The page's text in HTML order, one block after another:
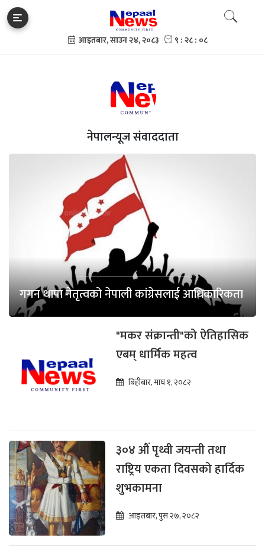
नेपालन्यूज संवाददाता
गगन थापा नेतृत्वको नेपाली कांग्रेसलाई आधिकारिकता
"मकर संक्रान्ती"को ऐतिहासिक
एबम् धार्मिक महत्व
बिहीबार, माघ १, २०८२
३०४ औं पृथ्वी जयन्ती तथा
राष्ट्रिय एकता दिवसको हार्दिक
शुभकामना
आइतबार, पुस २७, २०८२